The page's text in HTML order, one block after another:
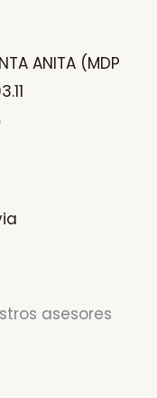
ANITA (MDP
asesores